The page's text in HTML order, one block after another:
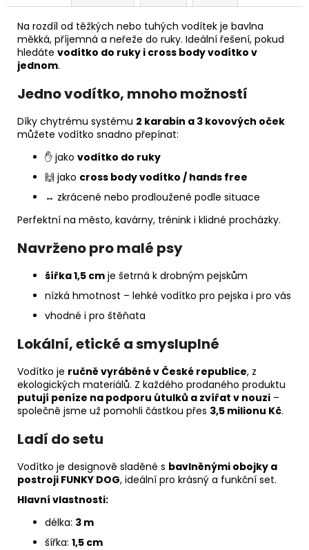
Na rozdíl od těžkých nebo tuhých vodítek je bavlna
měkká, příjemná a neřeže do ruky. Ideální řešení, pokud
hledáte vodítko do ruky i cross body vodítko v
jednom.
Jedno vodítko, mnoho možností
Díky chytrému systému 2 karabin a 3 kovových oček
můžete vodítko snadno přepínat:
✋ jako vodítko do ruky
🙌 jako cross body vodítko / hands free
↔️ zkrácené nebo prodloužené podle situace
Perfektní na město, kavárny, trénink i klidné procházky.
Navrženo pro malé psy
šířka 1,5 cm je šetrná k drobným pejskům
nízká hmotnost – lehké vodítko pro pejska i pro vás
vhodné i pro štěňata
Lokální, etické a smysluplné
Vodítko je ručně vyráběné v České republice, z
ekologických materiálů. Z každého prodaného produktu
putují peníze na podporu útulků a zvířat v nouzi –
společně jsme už pomohli částkou přes 3,5 milionu Kč.
Ladí do setu
Vodítko je designově sladěné s bavlněnými obojky a
postroji FUNKY DOG, ideální pro krásný a funkční set.
Hlavní vlastnosti:
délka: 3 m
šířka: 1,5 cm